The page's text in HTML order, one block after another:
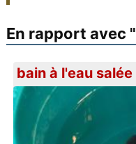
En rapport avec "
bain à l'eau salée